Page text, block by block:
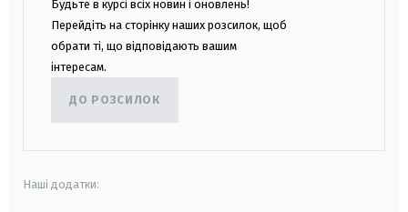
Будьте в курсі всіх новин і оновлень!
Перейдіть на сторінку наших розсилок, щоб
обрати ті, що відповідають вашим
інтересам.
ДО РОЗСИЛОК
Наші додатки: